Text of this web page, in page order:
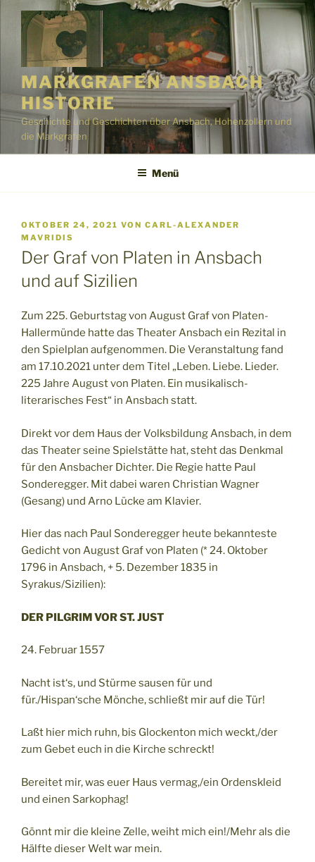
Zum
Inhalt
springen
MARKGRAFEN ANSBACH
HISTORIE
Geschichte und Geschichten über Ansbach, Hohenzollern und
die Markgrafen
Menü
VERÖFFENTLICHT
AM
OKTOBER 24, 2021 VON CARL-ALEXANDER
MAVRIDIS
Der Graf von Platen in Ansbach
und auf Sizilien
Zum 225. Geburtstag von August Graf von Platen-
Hallermünde hatte das Theater Ansbach ein Rezital in
den Spielplan aufgenommen. Die Veranstaltung fand
am 17.10.2021 unter dem Titel „Leben. Liebe. Lieder.
225 Jahre August von Platen. Ein musikalisch-
literarisches Fest“ in Ansbach statt.
Direkt vor dem Haus der Volksbildung Ansbach, in dem
das Theater seine Spielstätte hat, steht das Denkmal
für den Ansbacher Dichter. Die Regie hatte Paul
Sonderegger. Mit dabei waren Christian Wagner
(Gesang) und Arno Lücke am Klavier.
Hier das nach Paul Sonderegger heute bekannteste
Gedicht von August Graf von Platen (* 24. Oktober
1796 in Ansbach, + 5. Dezember 1835 in
Syrakus/Sizilien):
DER PILGRIM VOR ST. JUST
24. Februar 1557
Nacht ist‘s, und Stürme sausen für und
für./Hispan‘sche Mönche, schließt mir auf die Tür!
Laßt hier mich ruhn, bis Glockenton mich weckt,/der
zum Gebet euch in die Kirche schreckt!
Bereitet mir, was euer Haus vermag,/ein Ordenskleid
und einen Sarkophag!
Gönnt mir die kleine Zelle, weiht mich ein!/Mehr als die
Hälfte dieser Welt war mein.